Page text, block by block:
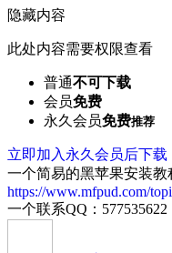
隐藏内容
此处内容需要权限查看
普通不可下载
会员免费
永久会员免费推荐
立即加入永久会员后下载
一个简易的黑苹果安装教
https://www.mfpud.com/
一个联系QQ：577535622